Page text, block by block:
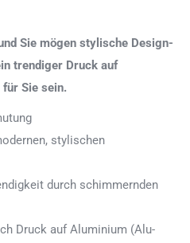
Sie mögen stylische Design-
trendiger Druck auf
Sie sein.
stylischen
durch schimmernden
Druck auf Aluminium (Alu-